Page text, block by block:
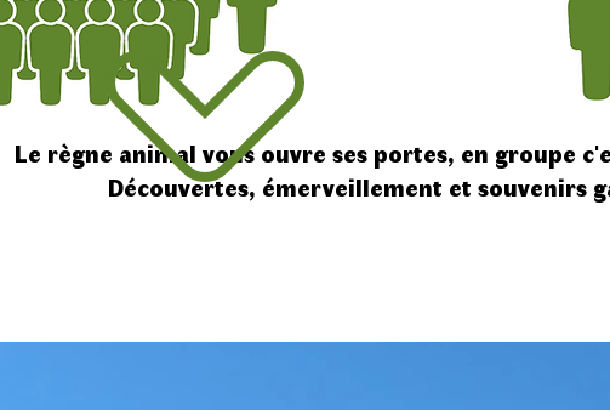
​Le règne animal vous ouvre ses portes, en groupe
Découvertes, émerveillement et souvenirs